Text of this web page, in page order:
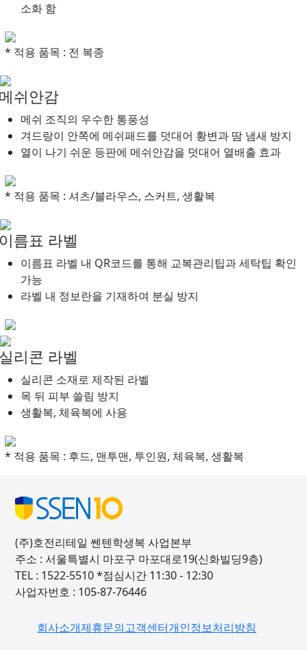
소화 함
* 적용 품목 : 전 복종
메쉬안감
메쉬 조직의 우수한 통풍성
겨드랑이 안쪽에 메쉬패드를 덧대어 황변과 땀 냄새 방지
열이 나기 쉬운 등판에 메쉬안감을 덧대어 열배출 효과
* 적용 품목 : 셔츠/블라우스, 스커트, 생활복
이름표 라벨
이름표 라벨 내 QR코드를 통해 교복관리팁과 세탁팁 확인
가능
라벨 내 정보란을 기재하여 분실 방지
실리콘 라벨
실리콘 소재로 제작된 라벨
목 뒤 피부 쓸림 방지
생활복, 체육복에 사용
* 적용 품목 : 후드, 맨투맨, 투인원, 체육복, 생활복
(주)호전리테일 쎈텐학생복 사업본부
주소 : 서울특별시 마포구 마포대로19(신화빌딩9층)
TEL : 1522-5510 *점심시간 11:30 - 12:30
사업자번호 : 105-87-76446
회사소개제휴문의고객센터개인정보처리방침